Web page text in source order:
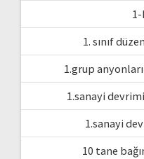
1. sınıf
1.grup
1.sanayi
1.sanayi
10 tane